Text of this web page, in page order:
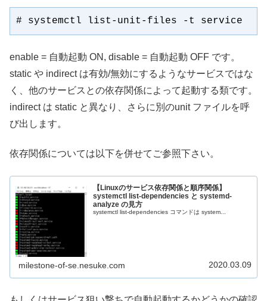
# systemctl list-unit-files -t service
enable = 自動起動 ON, disable = 自動起動 OFF です。
static や indirect は有効/無効にするようなサービスではな
く、他のサービスとの依存関係によって起動する類です。
indirect は static と異なり、さらに別のunit ファイルを呼
び出します。
依存関係については以下を併せてご参照下さい。
【Linuxのサービス依存関係と順序関係】
systemctl list-dependencies と systemd-
analyze の見方
systemctl list-dependencies コマンドは system...
milestone-of-se.nesuke.com 2020.03.09